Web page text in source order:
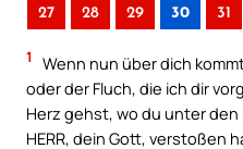
27 28 29 30 31
1
Wenn nun über dich
oder der Fluch, die ich dir
Herz gehst, wo du unter
HERR, dein Gott, verstoßen